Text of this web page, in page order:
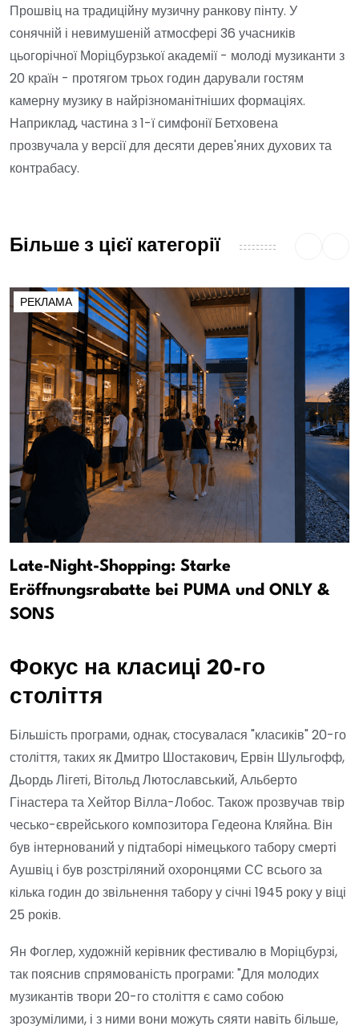
Прошвіц на традиційну музичну ранкову пінту. У
сонячній і невимушеній атмосфері 36 учасників
цьогорічної Моріцбурзької академії - молоді музиканти з
20 країн - протягом трьох годин дарували гостям
камерну музику в найрізноманітніших формаціях.
Наприклад, частина з 1-ї симфонії Бетховена
прозвучала у версії для десяти дерев'яних духових та
контрабасу.
Більше з цієї категорії
РЕКЛАМА
Late-Night-Shopping: Starke
Eröffnungsrabatte bei PUMA und ONLY &
SONS
Фокус на класиці 20-го
століття
Більшість програми, однак, стосувалася "класиків" 20-го
століття, таких як Дмитро Шостакович, Ервін Шульгофф,
Дьордь Лігеті, Вітольд Лютославський, Альберто
Гінастера та Хейтор Вілла-Лобос. Також прозвучав твір
чесько-єврейського композитора Гедеона Кляйна. Він
був інтернований у підтаборі німецького табору смерті
Аушвіц і був розстріляний охоронцями СС всього за
кілька годин до звільнення табору у січні 1945 року у віці
25 років.
Ян Фоглер, художній керівник фестивалю в Моріцбурзі,
так пояснив спрямованість програми: "Для молодих
музикантів твори 20-го століття є само собою
зрозумілими, і з ними вони можуть сяяти навіть більше,